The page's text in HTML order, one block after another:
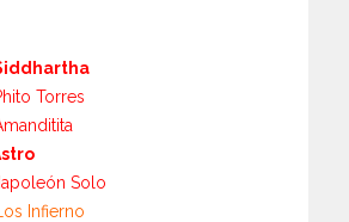
Torres
Solo
Los Infierno